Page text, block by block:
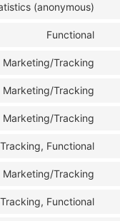
(anonymous)
Functional
Marketing/Tracking
Marketing/Tracking
Marketing/Tracking
Functional
Marketing/Tracking
Functional